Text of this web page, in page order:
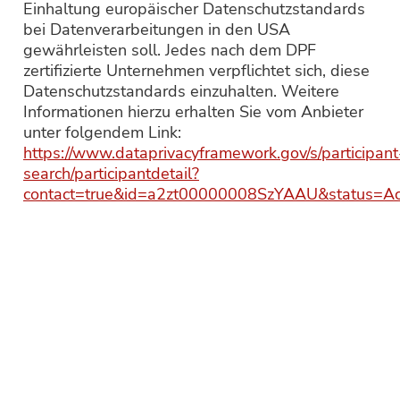
Einhaltung europäischer Datenschutzstandards
bei Datenverarbeitungen in den USA
gewährleisten soll. Jedes nach dem DPF
zertifizierte Unternehmen verpflichtet sich, diese
Datenschutzstandards einzuhalten. Weitere
Informationen hierzu erhalten Sie vom Anbieter
unter folgendem Link:
https://www.dataprivacyframework.gov/s/
search/participantdetail?